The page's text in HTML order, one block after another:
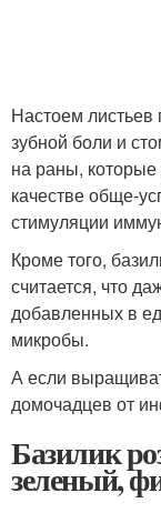
Настоем листьев
зубной боли и
на раны,
качестве обще-
стимуляции
Кроме того,
считается, что
добавленных в
микробы.
А если
домочадцев от
Базилик
зеленый,